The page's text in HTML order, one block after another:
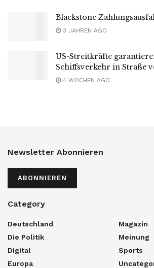
Blackstone
3 JAHREN AGO
US-Streitkräfte
Schiffsverkehr in Straße
4 WOCHEN AGO
Newsletter Abonnieren
ABONNIEREN
Category
Deutschland
Die Politik
Digital
Europa
Magazin
Meinung
Sports